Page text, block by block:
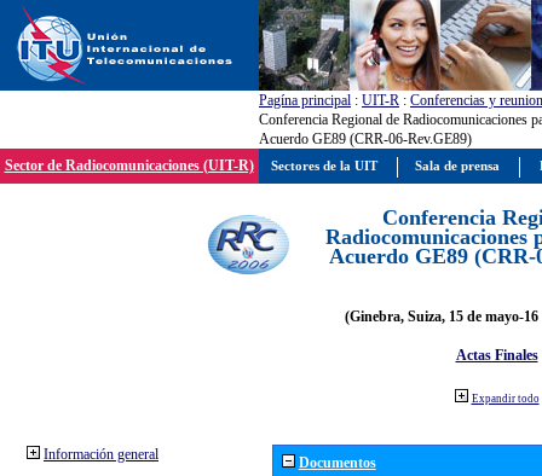
Pagína principal : UIT-R : Conferencias y
Conferencia Regional de Radiocomunicaciones
Acuerdo GE89 (CRR-06-Rev.GE89)
Sector de Radiocomunicaciones (UIT-R)
Conferencia
Radiocomunicaciones
Acuerdo GE89 (CRR-
(Ginebra, Suiza, 15 de mayo-
Actas Finales
Expandir todo
Información general Documentos
Sectores de la UIT Sala de prensa